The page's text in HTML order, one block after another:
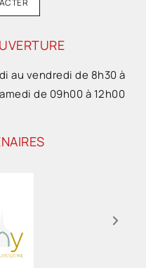
au vendredi de 8h30 à
de 09h00 à 12h00